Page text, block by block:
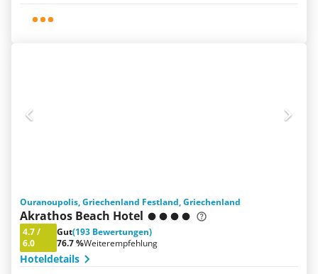
Ouranoupolis, Griechenland Festland, Griechenland
Akrathos Beach Hotel
4.7/
6.0
Gut(193 Bewertungen)
76.7 %Weiterempfehlung
Hoteldetails